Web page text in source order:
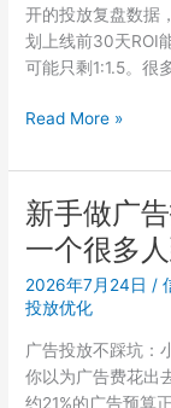
开的投放复盘数据
划上线前30天ROI
可能只剩1:1.5。很
小
书
聚
光
计
划
ROI
1
比
Read More »
新手做广
一个很多
2026年7月24日 /
投放优化
广告投放不踩坑：
你以为广告费花出
约21%的广告预算